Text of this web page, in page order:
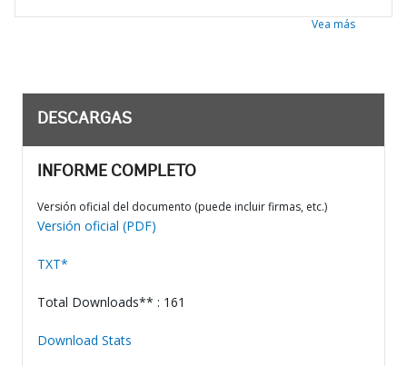
Vea más
DESCARGAS
INFORME COMPLETO
Versión oficial del documento (puede incluir firmas, etc.)
Versión oficial (PDF)
TXT*
Total Downloads** : 161
Download Stats